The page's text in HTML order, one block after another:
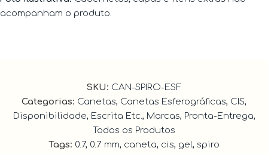
acompanham o produto.
SKU: CAN-SPIRO-ESF
Categorias: Canetas, Canetas Esferográficas, CIS,
Disponibilidade, Escrita Etc., Marcas, Pronta-Entrega,
Todos os Produtos
Tags: 0.7, 0.7 mm, caneta, cis, gel, spiro